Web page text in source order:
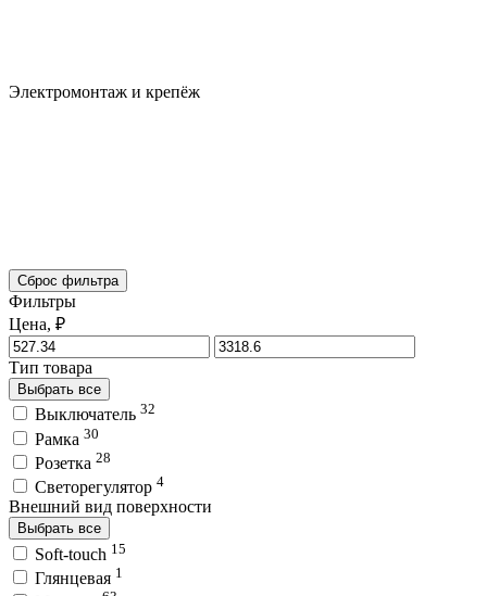
Электромонтаж и крепёж
Сброс фильтра
Фильтры
Цена, ₽
Тип товара
Выбрать все
Выключатель 32
Рамка 30
Розетка 28
Светорегулятор 4
Внешний вид поверхности
Выбрать все
Soft-touch 15
Глянцевая 1